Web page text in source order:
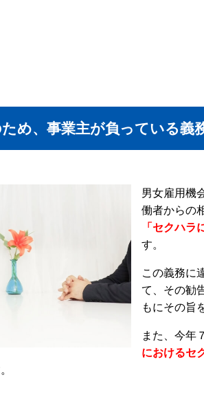
め、事業主が負っている義
男女雇用機
働者からの
「セクハラ
す。
この義務に
て、その勧
もにその旨
また、今年
におけるセ